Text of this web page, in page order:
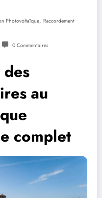
Photovoltaïque, Raccordement
0 Commentaires
au
complet